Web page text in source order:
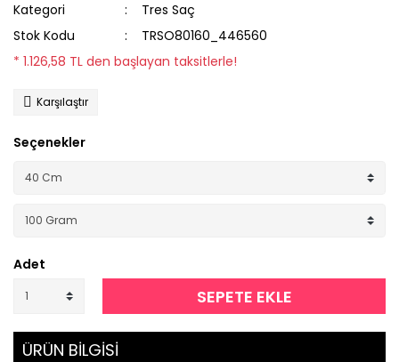
Kategori
Tres Saç
Stok Kodu
TRSO80160_446560
* 1.126,58 TL den başlayan taksitlerle!
Karşılaştır
Seçenekler
Adet
SEPETE EKLE
ÜRÜN BİLGİSİ